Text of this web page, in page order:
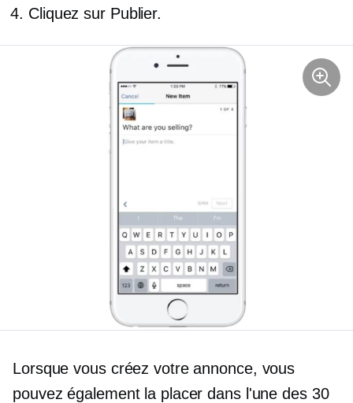
Cliquez sur Publier.
Lorsque vous créez votre annonce, vous
pouvez également la placer dans l'une des 30